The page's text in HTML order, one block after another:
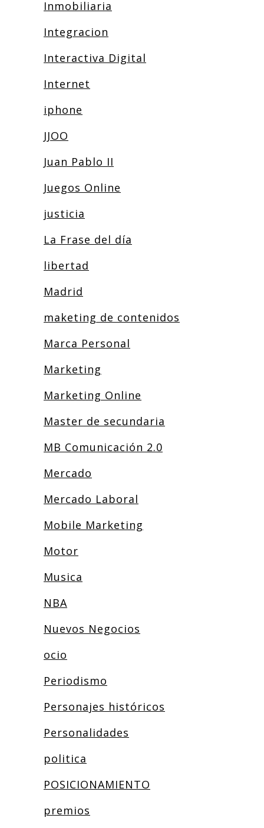
Inmobiliaria
Integracion
Interactiva Digital
Internet
iphone
JJOO
Juan Pablo II
Juegos Online
justicia
La Frase del día
libertad
Madrid
maketing de contenidos
Marca Personal
Marketing
Marketing Online
Master de secundaria
MB Comunicación 2.0
Mercado
Mercado Laboral
Mobile Marketing
Motor
Musica
NBA
Nuevos Negocios
ocio
Periodismo
Personajes históricos
Personalidades
politica
POSICIONAMIENTO
premios